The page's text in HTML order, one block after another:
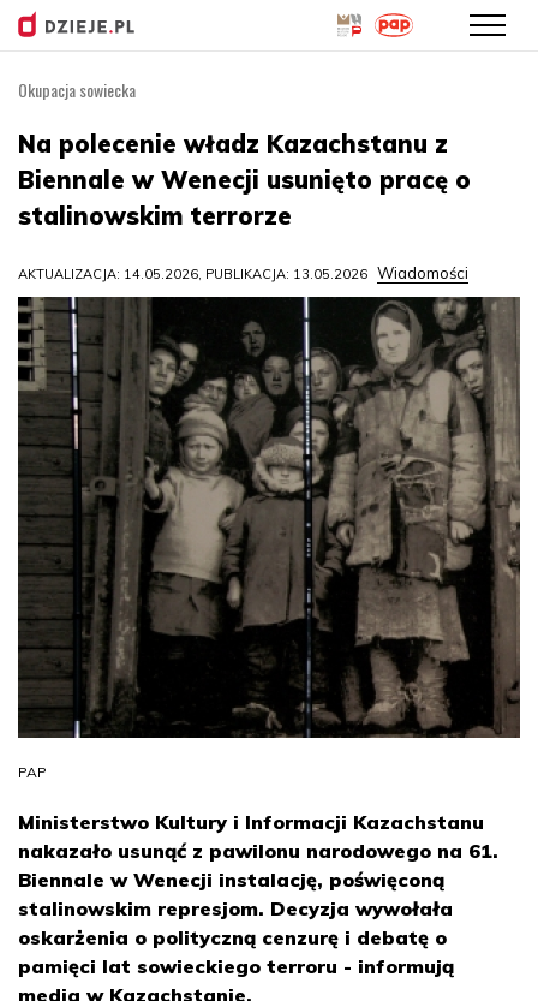
treści
Okupacja sowiecka
Na polecenie władz Kazachstanu z
Biennale w Wenecji usunięto pracę o
stalinowskim terrorze
AKTUALIZACJA: 14.05.2026, PUBLIKACJA: 13.05.2026 Wiadomości
PAP
Ministerstwo Kultury i Informacji Kazachstanu
nakazało usunąć z pawilonu narodowego na 61.
Biennale w Wenecji instalację, poświęconą
stalinowskim represjom. Decyzja wywołała
oskarżenia o polityczną cenzurę i debatę o
pamięci lat sowieckiego terroru - informują
media w Kazachstanie.